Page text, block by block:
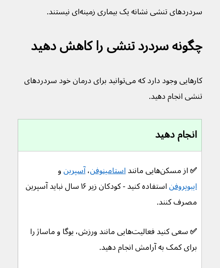
سردردهای تنشی نشانه یک بیماری زمینه‌ای نیستند.
چگونه سردرد‌ تنشی را کاهش دهید
کارهایی وجود دارد که می‌توانید برای درمان خود سردردهای
تنشی انجام دهید.
انجام دهید
✅ از مسکن‌هایی مانند استامینوفن، آسپرین و
ایبوپروفن
استفاده کنید - کودکان زیر ۱۶ سال نباید آسپرین
مصرف کنند.
✅
سعی کنید فعالیت‌هایی مانند ورزش، یوگا و ماساژ را
برای کمک به آرامش انجام دهید.